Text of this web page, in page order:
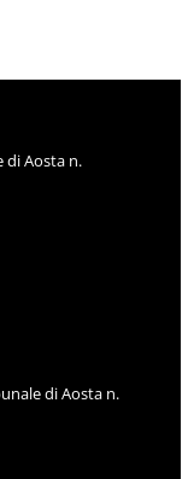
di Aosta n.
di Aosta n.